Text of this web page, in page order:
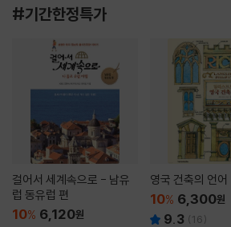
#기간한정특가
걸어서 세계속으로 - 남유
럽 동유럽 편
10% 6,120원
영국 건축의 언어
10% 6,300원
9.3 (16)